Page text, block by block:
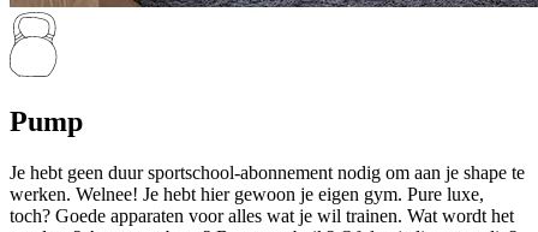
Pump
Je hebt geen duur sportschool-abonnement nodig om aan je shape te
werken. Welnee! Je hebt hier gewoon je eigen gym. Pure luxe,
toch? Goede apparaten voor alles wat je wil trainen. Wat wordt het